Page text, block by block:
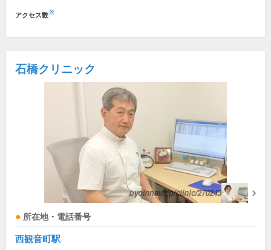
アクセス数※
石橋クリニック
所在地・電話番号
西観音町駅